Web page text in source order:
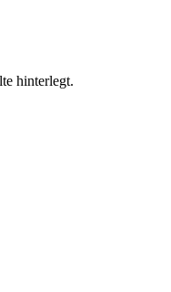
hinterlegt.